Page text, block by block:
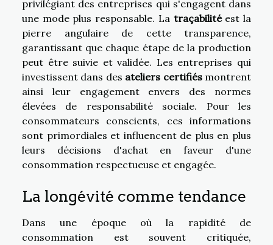
privilégiant des entreprises qui s'engagent dans
une mode plus responsable. La traçabilitéest la
pierre angulaire de cette transparence,
garantissant que chaque étape de la production
peut être suivie et validée. Les entreprises qui
investissent dans des ateliers certifiésmontrent
ainsi leur engagement envers des normes
élevées de responsabilité sociale. Pour les
consommateurs conscients, ces informations
sont primordiales et influencent de plus en plus
leurs décisions d'achat en faveur d'une
consommation respectueuse et engagée.
La longévité comme tendance
Dans une époque où la rapidité de
consommation est souvent critiquée,